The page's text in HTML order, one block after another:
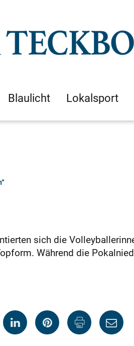
Blaulicht Lokalsport
sich die
Während die